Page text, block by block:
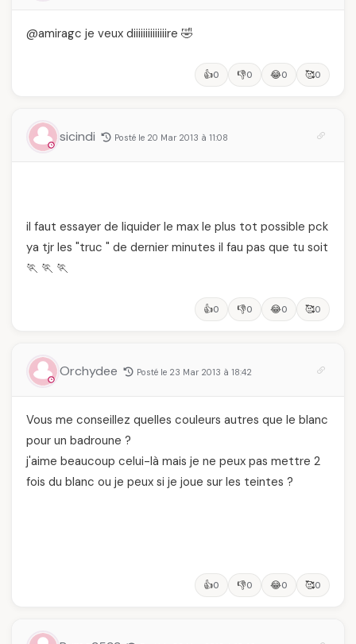
@amiragc je veux diiiiiiiiiiiiiire 🤣
👍0 👎0 😂0 🥰0
sicindi Posté le 20 Mar 2013 à 11:08
il faut essayer de liquider le max le plus tot possible pck
ya tjr les "truc " de dernier minutes il fau pas que tu soit
🏃 🏃 🏃
👍0 👎0 😂0 🥰0
Orchydee Posté le 23 Mar 2013 à 18:42
Vous me conseillez quelles couleurs autres que le blanc
pour un badroune ?
j'aime beaucoup celui-là mais je ne peux pas mettre 2
fois du blanc ou je peux si je joue sur les teintes ?
👍0 👎0 😂0 🥰0